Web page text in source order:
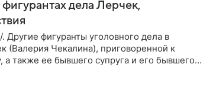
дела Лерчек,
фигуранты уголовного дела в
(Валерия Чекалина), приговоренной к
а также ее бывшего супруга и его бывшего